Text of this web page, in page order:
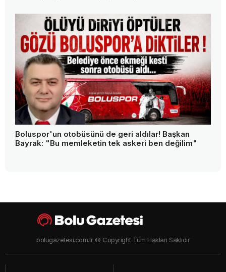
Boluspor'un otobüsünü de geri aldılar! Başkan
Bayrak: "Bu memleketin tek askeri ben değilim"
bolugazetesi.com.tr © Copyright Tüm Hakları Saklıdır